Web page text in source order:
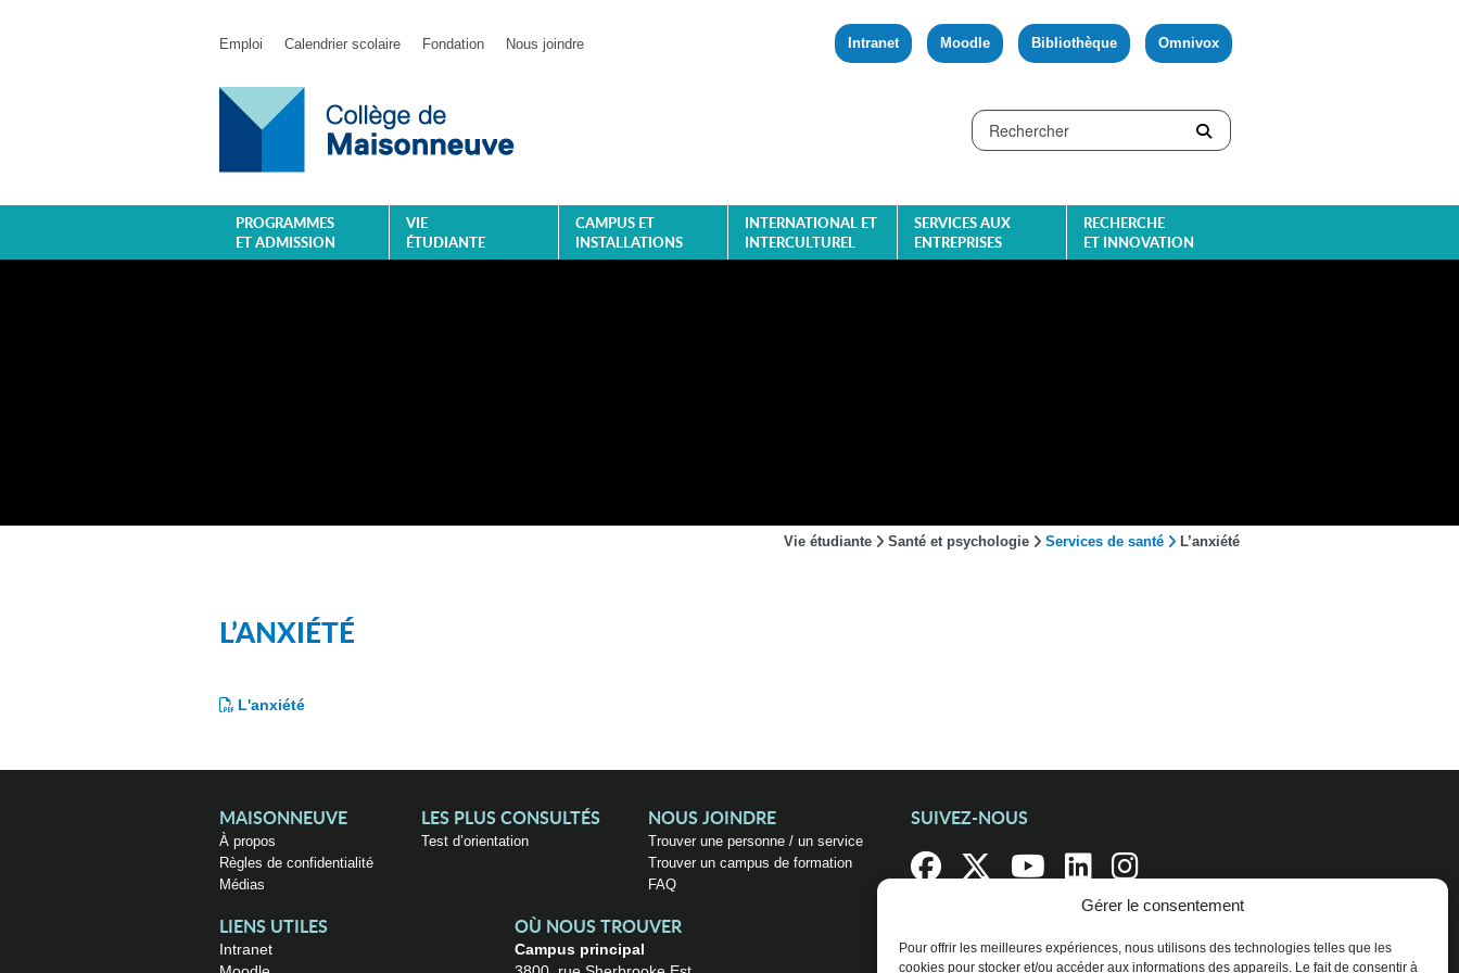
Gérer le consentement
Pour offrir les meilleures expériences, nous utilisons des technologies telles que les
cookies pour stocker et/ou accéder aux informations des appareils. Le fait de consentir à
Emploi Calendrier scolaire Fondation Nous joindre Intranet Moodle Bibliothèque Omnivox
PROGRAMMES
ET ADMISSION
VIE
ÉTUDIANTE
CAMPUS ET
INSTALLATIONS
INTERNATIONAL ET
INTERCULTUREL
SERVICES AUX
ENTREPRISES
RECHERCHE
ET INNOVATION
Vie étudiante Santé et psychologie Services de santé L’anxiété
L’ANXIÉTÉ
L'anxiété
MAISONNEUVE
À propos
Règles de confidentialité
Médias
LES PLUS CONSULTÉS
Test d’orientation
NOUS JOINDRE
Trouver une personne / un service
Trouver un campus de formation
FAQ
SUIVEZ-NOUS
LIENS UTILES
Intranet
OÙ NOUS TROUVER
Campus principal